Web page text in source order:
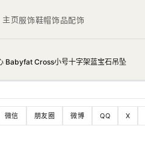
主页服饰鞋帽饰品配饰
Babyfat Cross小号十字架蓝宝石吊坠
微信 朋友圈 微博 QQ X